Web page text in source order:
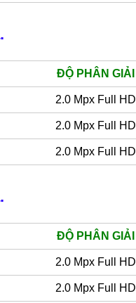
ĐỘ PHÂN GIẢI
2.0 Mpx Full HD
2.0 Mpx Full HD
2.0 Mpx Full HD
ĐỘ PHÂN GIẢI
2.0 Mpx Full HD
2.0 Mpx Full HD